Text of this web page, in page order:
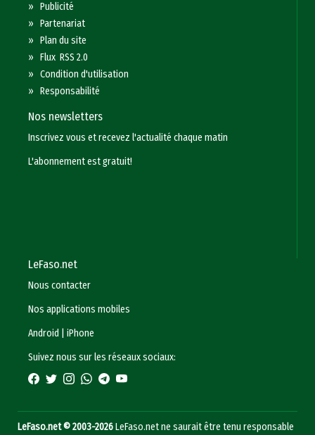
»Publicité
»Partenariat
»Plan du site
»Flux RSS 2.0
»Condition d'utilisation
»Responsabilité
Nos newsletters
Inscrivez vous et recevez l'actualité chaque matin
L'abonnement est gratuit!
LeFaso.net
Nous contacter
Nos applications mobiles
Android |iPhone
Suivez nous sur les réseaux sociaux:
LeFaso.net © 2003-2026LeFaso.net ne saurait être tenu responsable